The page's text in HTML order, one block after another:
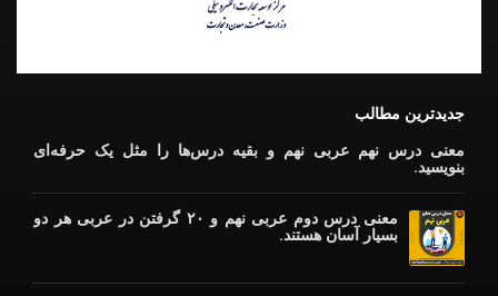
جدیدترین مطالب
معنی درس نهم عربی نهم و بقیه درس‌ها را مثل یک حرفه‌ای
بنویسید.
معنی درس دوم عربی نهم و ۲۰ گرفتن در عربی هر دو
بسیار آسان هستند.